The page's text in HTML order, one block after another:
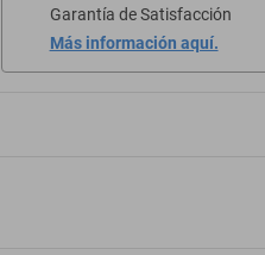
Garantía de Satisfacción
Más información aquí.